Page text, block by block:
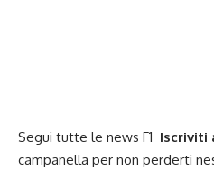
Segui tutte le news F1 Iscriviti
campanella per non perderti